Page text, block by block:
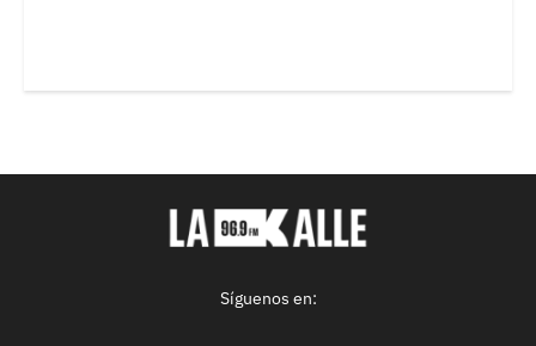
Síguenos en: